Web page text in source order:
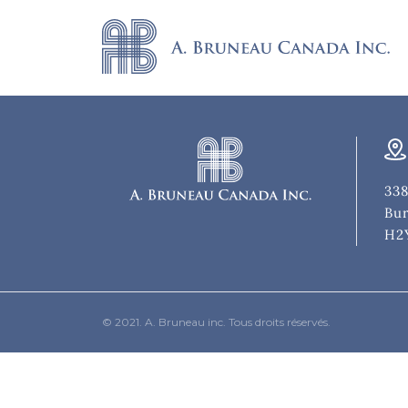
© 2021. A. Bruneau inc. Tous droits réservés.